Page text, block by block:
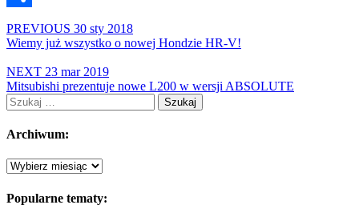
PREVIOUS 30 sty 2018
Wiemy już wszystko o nowej Hondzie HR-V!
NEXT 23 mar 2019
Mitsubishi prezentuje nowe L200 w wersji ABSOLUTE
Szukaj:
Archiwum:
Archiwum:
Popularne tematy: